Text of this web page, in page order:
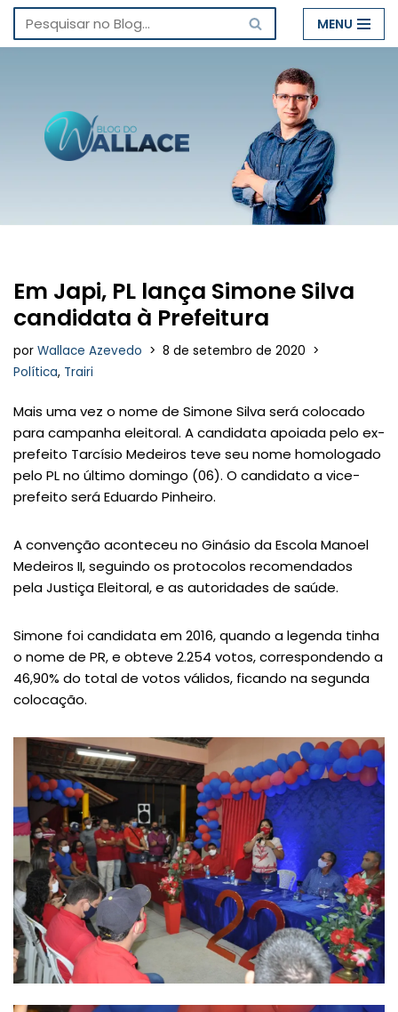
Pular
conteúdo
MENU
Em Japi, PL lança Simone Silva
candidata à Prefeitura
por Wallace Azevedo
8 de setembro de 2020
Política, Trairi
Mais uma vez o nome de Simone Silva será colocado
para campanha eleitoral. A candidata apoiada pelo ex-
prefeito Tarcísio Medeiros teve seu nome homologado
pelo PL no último domingo (06). O candidato a vice-
prefeito será Eduardo Pinheiro.
A convenção aconteceu no Ginásio da Escola Manoel
Medeiros II, seguindo os protocolos recomendados
pela Justiça Eleitoral, e as autoridades de saúde.
Simone foi candidata em 2016, quando a legenda tinha
o nome de PR, e obteve 2.254 votos, correspondendo a
46,90% do total de votos válidos, ficando na segunda
colocação.